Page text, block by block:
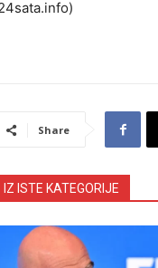
Share
IZ ISTE KATEGORIJE